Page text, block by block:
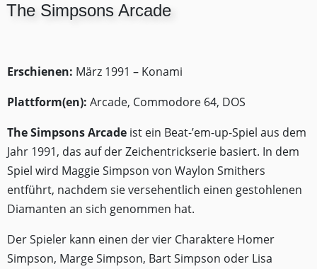
The Simpsons Arcade
Erschienen: März 1991 – Konami
Plattform(en): Arcade, Commodore 64, DOS
The Simpsons Arcade ist ein Beat-’em-up-Spiel aus dem
Jahr 1991, das auf der Zeichentrickserie basiert. In dem
Spiel wird Maggie Simpson von Waylon Smithers
entführt, nachdem sie versehentlich einen gestohlenen
Diamanten an sich genommen hat.
Der Spieler kann einen der vier Charaktere Homer
Simpson, Marge Simpson, Bart Simpson oder Lisa